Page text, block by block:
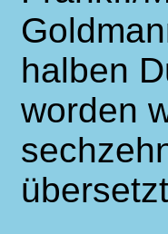
halben
worden